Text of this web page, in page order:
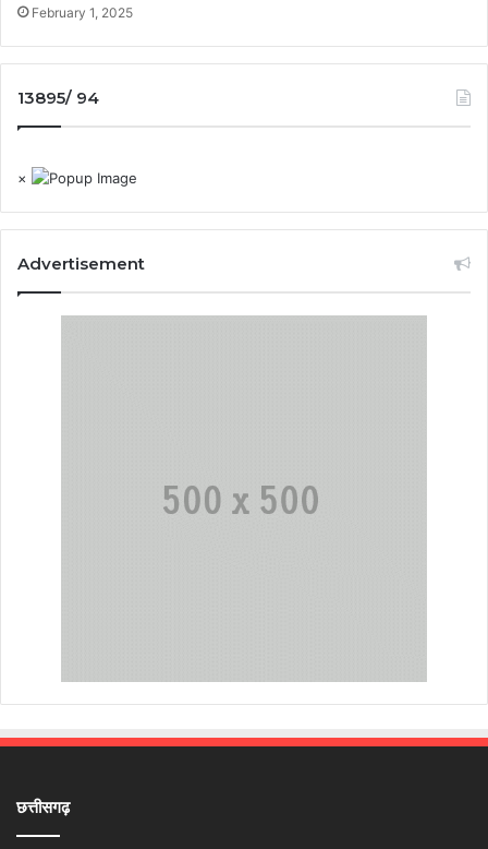
February 1, 2025
13895/ 94
×
Advertisement
छत्तीसगढ़